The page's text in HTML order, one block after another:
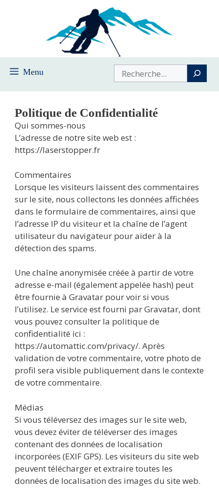
Menu Buscar
Politique de Confidentialité
Qui sommes-nous
L’adresse de notre site web est :
https://laserstopper.fr
Commentaires
Lorsque les visiteurs laissent des commentaires
sur le site, nous collectons les données affichées
dans le formulaire de commentaires, ainsi que
l’adresse IP du visiteur et la chaîne de l’agent
utilisateur du navigateur pour aider à la
détection des spams.
Une chaîne anonymisée créée à partir de votre
adresse e-mail (également appelée hash) peut
être fournie à Gravatar pour voir si vous
l’utilisez. Le service est fourni par Gravatar, dont
vous pouvez consulter la politique de
confidentialité ici :
https://automattic.com/privacy/. Après
validation de votre commentaire, votre photo de
profil sera visible publiquement dans le contexte
de votre commentaire.
Médias
Si vous téléversez des images sur le site web,
vous devez éviter de téléverser des images
contenant des données de localisation
incorporées (EXIF GPS). Les visiteurs du site web
peuvent télécharger et extraire toutes les
données de localisation des images du site web.